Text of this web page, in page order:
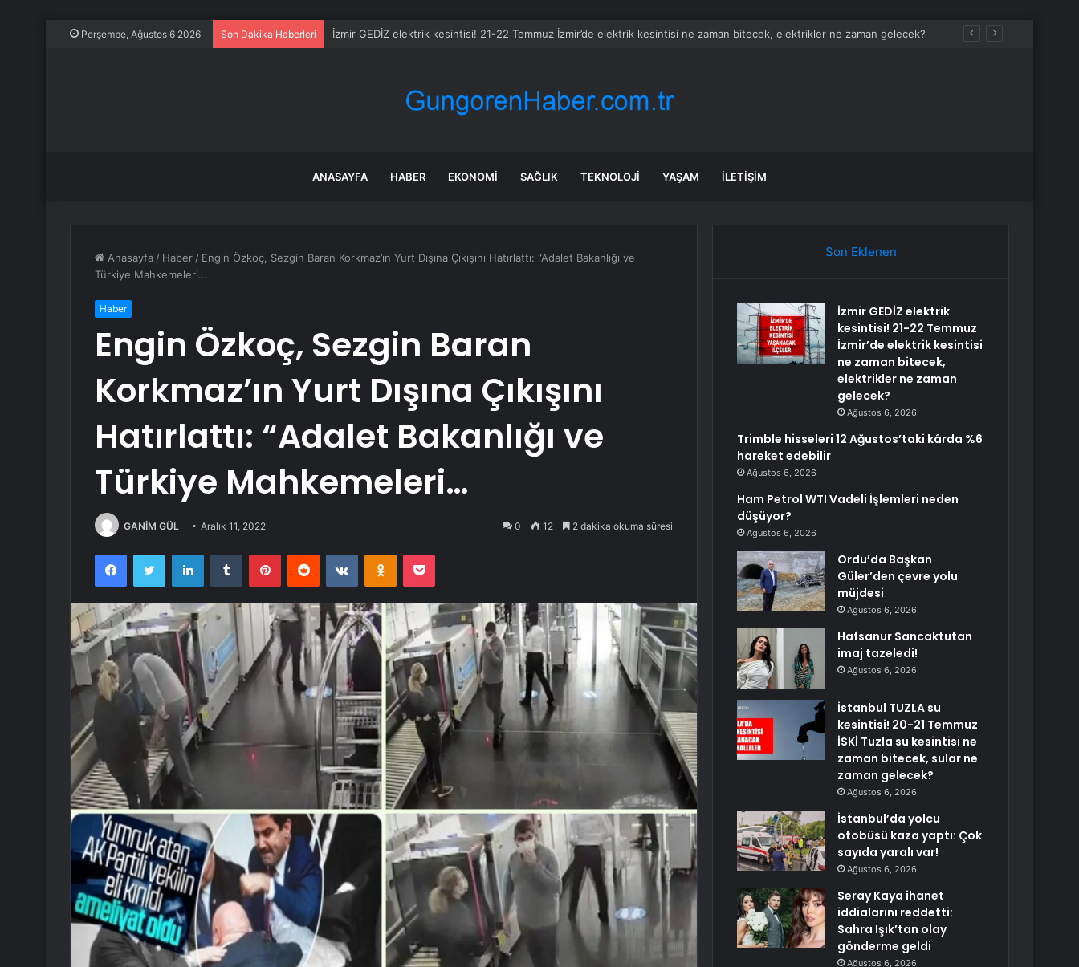
Perşembe, Ağustos 6 2026 Son Dakika Haberleri İzmir GEDİZ elektrik kesintisi! 21-22 Temmuz İzmir’de elektrik kesintisi ne zaman bitecek, elektrikler ne zaman gelecek?
ANASAYFA HABER EKONOMI SAĞLIK TEKNOLOJI YAŞAM İLETIŞIM
Anasayfa / Haber / Engin Özkoç, Sezgin Baran Korkmaz’ın Yurt Dışına Çıkışını Hatırlattı: “Adalet Bakanlığı ve
Türkiye Mahkemeleri…
Haber
Engin Özkoç, Sezgin Baran
Korkmaz’ın Yurt Dışına Çıkışını
Hatırlattı: “Adalet Bakanlığı ve
Türkiye Mahkemeleri…
GANİM GÜL Aralık 11, 2022 0 12 2 dakika okuma süresi
FacebookTwitter LinkedInTumblr PinterestReddit VKontakteOdnoklassniki
Pocket
Son Eklenen
İzmir GEDİZ elektrik
kesintisi! 21-22 Temmuz
İzmir’de elektrik kesintisi
ne zaman bitecek,
elektrikler ne zaman
gelecek?
Ağustos 6, 2026
Trimble hisseleri 12 Ağustos’taki kârda %6
hareket edebilir
Ağustos 6, 2026
Ham Petrol WTI Vadeli İşlemleri neden
düşüyor?
Ağustos 6, 2026
Ordu’da Başkan
Güler’den çevre yolu
müjdesi
Ağustos 6, 2026
Hafsanur Sancaktutan
imaj tazeledi!
Ağustos 6, 2026
İstanbul TUZLA su
kesintisi! 20-21 Temmuz
İSKİ Tuzla su kesintisi ne
zaman bitecek, sular ne
zaman gelecek?
Ağustos 6, 2026
İstanbul’da yolcu
otobüsü kaza yaptı: Çok
sayıda yaralı var!
Ağustos 6, 2026
Seray Kaya ihanet
iddialarını reddetti:
Sahra Işık’tan olay
gönderme geldi
Ağustos 6, 2026